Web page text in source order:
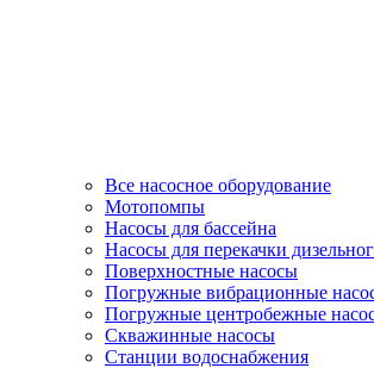
Все насосное оборудование
Мотопомпы
Насосы для бассейна
Насосы для перекачки
Поверхностные насосы
Погружные вибрационные
Погружные центробежные
Скважинные насосы
Станции водоснабжения